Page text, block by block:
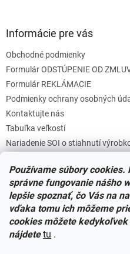
Používame súbory
správne fungovanie nášho
lepšie spoznať, čo Vás na
vďaka tomu ich môžeme
cookies môžete
nájdete tu .
Informácie pre vás
Obchodné podmienky
Formulár ODSTÚPENIE OD
Formulár REKLÁMACIE
Podmienky ochrany osobných
Kontaktujte nás
Tabuľka veľkostí
Nariadenie SOI o stiahnutí
Zásady súborov COOKIES
Facebook